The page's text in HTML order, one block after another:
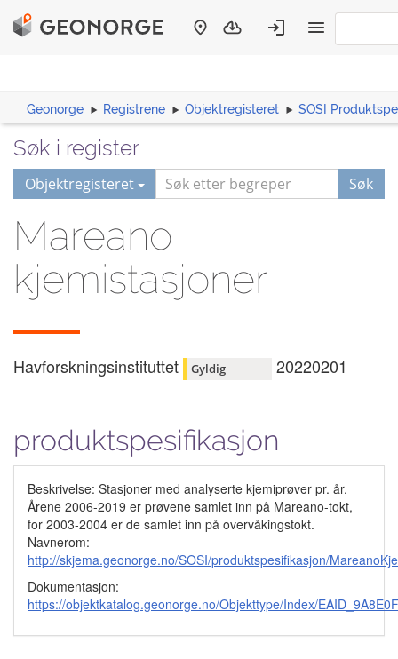
Geonorge Registrene Objektregisteret SOSI
Søk i register
Objektregisteret Søk
Mareano
kjemistasjoner
Havforskningsinstituttet Gyldig 20220201
produktspesifikasjon
Beskrivelse: Stasjoner med analyserte kjemiprøver pr. år.
Årene 2006-2019 er prøvene samlet inn på Mareano-tokt,
for 2003-2004 er de samlet inn på overvåkingstokt.
Navnerom:
http://skjema.geonorge.no/SOSI/produktspesifikasjon/
Dokumentasjon:
https://objektkatalog.geonorge.no/Objekttype/Index/